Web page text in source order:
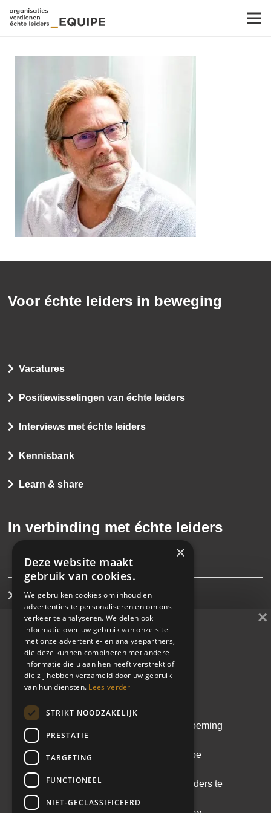
Voor échte leiders in beweging
Vacatures
Positiewisselingen van échte leiders
Interviews met échte leiders
Kennisbank
Learn & share
In verbinding met échte leiders
Interim management
Direct search
Cases
Learn & share
Blijf op de hoogte
Whitepaper
De kunst van de juiste
Een doordachte leiderschapsbenoeming
voorkomt kostbare fouten. In deze
whitepaper lees je hoe een scherpe
Leiderschapsmodel helpen om leiders te
selecteren die echt passen bij de
×
×
Deze website maakt
gebruik van cookies.
We gebruiken cookies om inhoud en
advertenties te personaliseren en om ons
verkeer te analyseren. We delen ook
informatie over uw gebruik van onze site
met onze advertentie- en analysepartners,
die deze kunnen combineren met andere
informatie die u aan hen heeft verstrekt of
die zij hebben verzameld door uw gebruik
van hun diensten. Lees verder
STRIKT NOODZAKELIJK
PRESTATIE
TARGETING
FUNCTIONEEL
NIET-GECLASSIFICEERD